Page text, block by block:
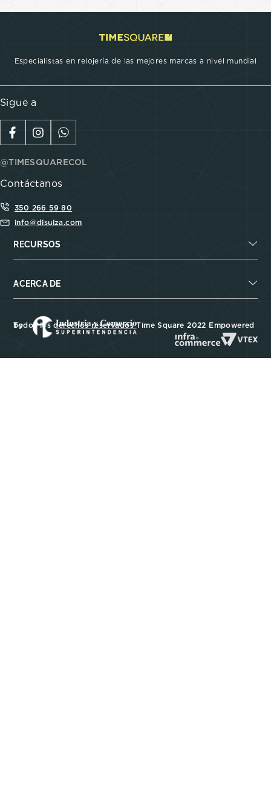
Especialistas en relojería de las mejores marcas a nivel mundial
Sigue a
@TIMESQUARECOL
Contáctanos
350 266 59 80
info@disuiza.com
RECURSOS
ACERCA DE
Todos los derechos reservados Time Square 2022 Empowered by